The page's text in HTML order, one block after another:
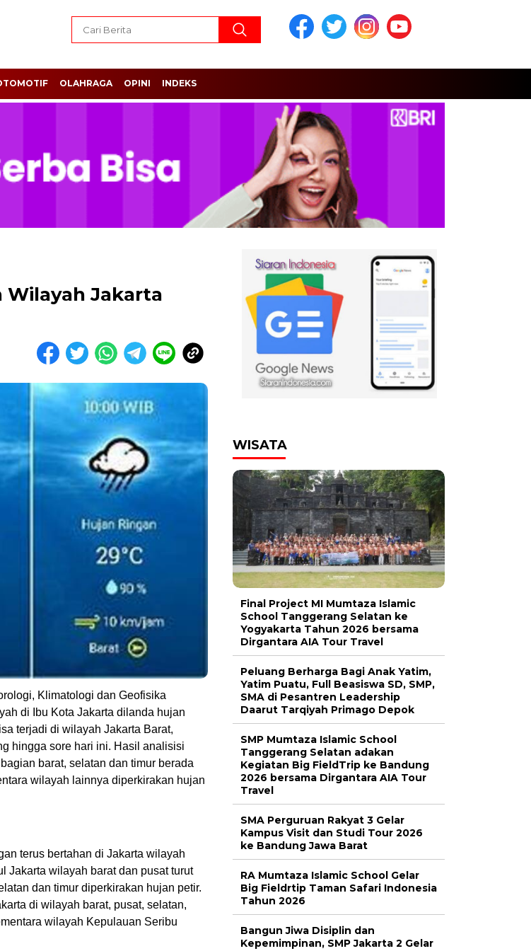
OLAHRAGA OPINI INDEKS
Wilayah Jakarta
Klimatologi dan Geofisika
di Ibu Kota Jakarta dilanda hujan
terjadi di wilayah Jakarta Barat,
hingga sore hari ini. Hasil analisisi
barat, selatan dan timur berada
wilayah lainnya diperkirakan hujan
terus bertahan di Jakarta wilayah
Jakarta wilayah barat dan pusat turut
dan timur diperkirakan hujan petir.
di wilayah barat, pusat, selatan,
wilayah Kepulauan Seribu
WISATA
Final Project MI Mumtaza Islamic
School Tanggerang Selatan ke
Yogyakarta Tahun 2026 bersama
Dirgantara AIA Tour Travel
Peluang Berharga Bagi Anak Yatim,
Yatim Puatu, Full Beasiswa SD, SMP,
SMA di Pesantren Leadership
Daarut Tarqiyah Primago Depok
SMP Mumtaza Islamic School
Tanggerang Selatan adakan
Kegiatan Big FieldTrip ke Bandung
2026 bersama Dirgantara AIA Tour
Travel
SMA Perguruan Rakyat 3 Gelar
Kampus Visit dan Studi Tour 2026
ke Bandung Jawa Barat
RA Mumtaza Islamic School Gelar
Big Fieldrtip Taman Safari Indonesia
Tahun 2026
Bangun Jiwa Disiplin dan
Kepemimpinan, SMP Jakarta 2 Gelar